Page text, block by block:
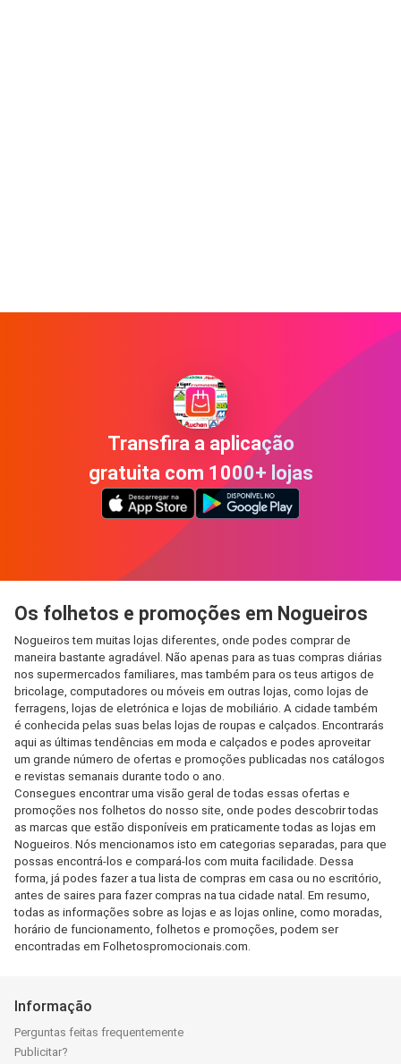
Transfira a aplicação
gratuita com 1000+ lojas
Os folhetos e promoções em Nogueiros
Nogueiros tem muitas lojas diferentes, onde podes comprar de
maneira bastante agradável. Não apenas para as tuas compras diárias
nos supermercados familiares, mas também para os teus artigos de
bricolage, computadores ou móveis em outras lojas, como lojas de
ferragens, lojas de eletrónica e lojas de mobiliário. A cidade também
é conhecida pelas suas belas lojas de roupas e calçados. Encontrarás
aqui as últimas tendências em moda e calçados e podes aproveitar
um grande número de ofertas e promoções publicadas nos catálogos
e revistas semanais durante todo o ano.
Consegues encontrar uma visão geral de todas essas ofertas e
promoções nos folhetos do nosso site, onde podes descobrir todas
as marcas que estão disponíveis em praticamente todas as lojas em
Nogueiros. Nós mencionamos isto em categorias separadas, para que
possas encontrá-los e compará-los com muita facilidade. Dessa
forma, já podes fazer a tua lista de compras em casa ou no escritório,
antes de saires para fazer compras na tua cidade natal. Em resumo,
todas as informações sobre as lojas e as lojas online, como moradas,
horário de funcionamento, folhetos e promoções, podem ser
encontradas em Folhetospromocionais.com.
Informação
Perguntas feitas frequentemente
Publicitar?